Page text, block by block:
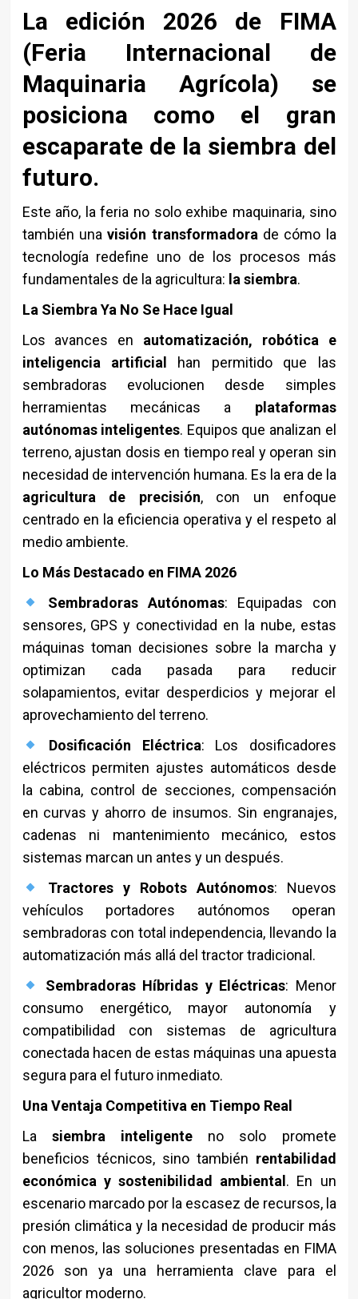
La edición 2026 de FIMA
(Feria Internacional de
Maquinaria Agrícola) se
posiciona como el gran
escaparate de la siembra del
futuro.
Este año, la feria no solo exhibe maquinaria, sino
también unavisión transformadora de cómo la
tecnología redefine uno de los procesos más
fundamentales de la agricultura: la siembra.
La Siembra Ya No Se Hace Igual
Los avances en automatización, robótica e
inteligencia artificial
han permitido que las
sembradoras evolucionen desde simples
herramientas mecánicas a plataformas
autónomas inteligentes. Equipos que analizan el
terreno, ajustan dosis en tiempo real y operan sin
necesidad de intervención humana. Es la era de la
agricultura de precisión, con un enfoque
centrado en la eficiencia operativa y el respeto al
medio ambiente.
Lo Más Destacado en FIMA 2026
Sembradoras Autónomas: Equipadas con
sensores, GPS y conectividad en la nube, estas
máquinas toman decisiones sobre la marcha y
optimizan cada pasada para reducir
solapamientos, evitar desperdicios y mejorar el
aprovechamiento del terreno.
Dosificación Eléctrica: Los dosificadores
eléctricos permiten ajustes automáticos desde
la cabina, control de secciones, compensación
en curvas y ahorro de insumos. Sin engranajes,
cadenas ni mantenimiento mecánico, estos
sistemas marcan un antes y un después.
Tractores y Robots Autónomos: Nuevos
vehículos portadores autónomos operan
sembradoras con total independencia, llevando la
automatización más allá del tractor tradicional.
Sembradoras Híbridas y Eléctricas: Menor
consumo energético, mayor autonomía y
compatibilidad con sistemas de agricultura
conectada hacen de estas máquinas una apuesta
segura para el futuro inmediato.
Una Ventaja Competitiva en Tiempo Real
La siembra inteligenteno solo promete
beneficios técnicos, sino también rentabilidad
económica y sostenibilidad ambiental . En un
escenario marcado por la escasez de recursos, la
presión climática y la necesidad de producir más
con menos, las soluciones presentadas en FIMA
2026 son ya una herramienta clave para el
agricultor moderno.